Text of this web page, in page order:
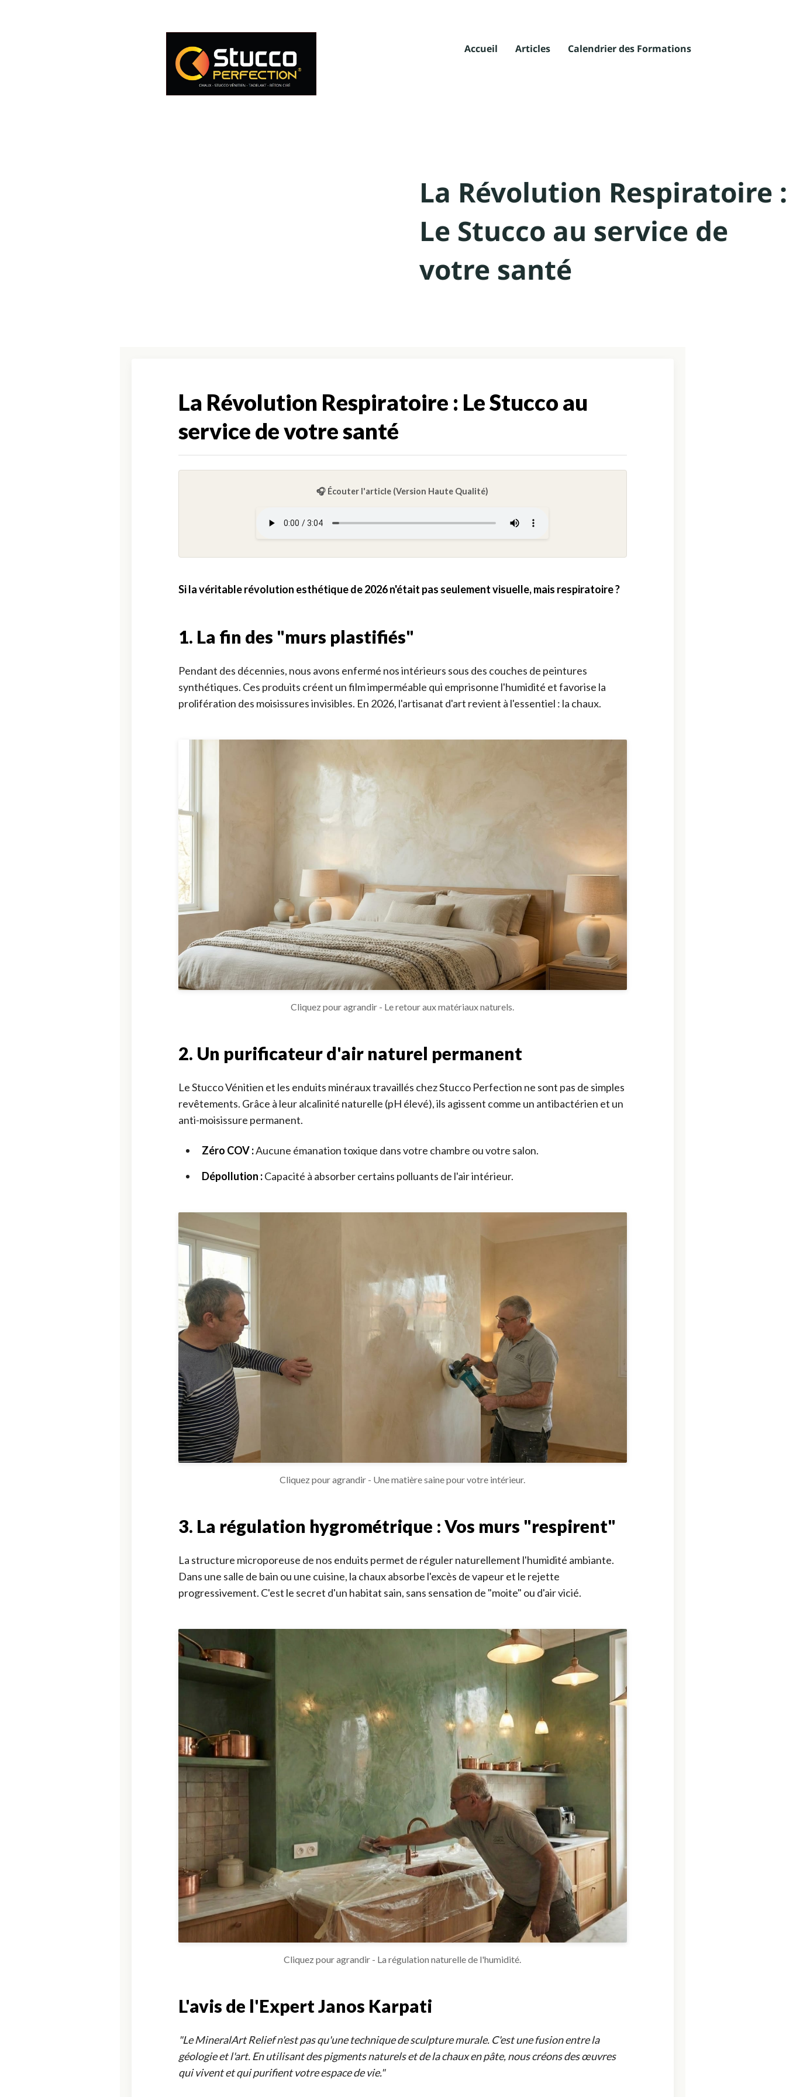
Accueil Articles Calendrier des Formations
La Révolution Respiratoire
Le Stucco au service de
votre santé
La Révolution Respiratoire : Le Stucco au
service de votre santé
🎧 Écouter l'article (Version Haute Qualité)
Si la véritable révolution esthétique de 2026 n'était pas seulement visuelle, mais respiratoire ?
1. La fin des "murs plastifiés"
Pendant des décennies, nous avons enfermé nos intérieurs sous des couches de peintures
synthétiques. Ces produits créent un film imperméable qui emprisonne l'humidité et favorise la
prolifération des moisissures invisibles. En 2026, l'artisanat d'art revient à l'essentiel : la chaux.
Cliquez pour agrandir - Le retour aux matériaux naturels.
2. Un purificateur d'air naturel permanent
Le Stucco Vénitien et les enduits minéraux travaillés chez Stucco Perfection ne sont pas de simples
revêtements. Grâce à leur alcalinité naturelle (pH élevé), ils agissent comme un antibactérien et un
anti-moisissure permanent.
Zéro COV :Aucune émanation toxique dans votre chambre ou votre salon.
Dépollution :Capacité à absorber certains polluants de l'air intérieur.
Cliquez pour agrandir - Une matière saine pour votre intérieur.
3. La régulation hygrométrique : Vos murs "respirent"
La structure microporeuse de nos enduits permet de réguler naturellement l'humidité ambiante.
Dans une salle de bain ou une cuisine, la chaux absorbe l'excès de vapeur et le rejette
progressivement. C'est le secret d'un habitat sain, sans sensation de "moite" ou d'air vicié.
Cliquez pour agrandir - La régulation naturelle de l'humidité.
L'avis de l'Expert Janos Karpati
"Le MineralArt Relief n'est pas qu'une technique de sculpture murale. C'est une fusion entre la
géologie et l'art. En utilisant des pigments naturels et de la chaux en pâte, nous créons des œuvres
qui vivent et qui purifient votre espace de vie."